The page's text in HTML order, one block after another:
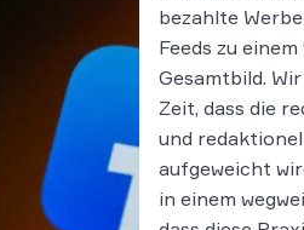
bezahlte
Feeds zu
Gesamtbild.
Zeit, dass die
und
aufgeweicht
in einem